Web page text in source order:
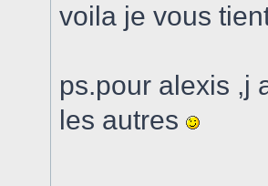
voila je vous
ps.pour alexis ,j
les autres